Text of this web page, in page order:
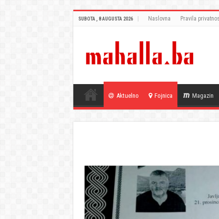
SUBOTA , 8 AUGUSTA 2026 Naslovna Pravila
Aktuelno Fojnica Magazin